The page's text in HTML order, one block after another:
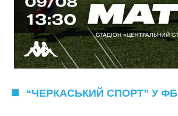
“ЧЕРКАСЬКИЙ СПОРТ” У ФБ